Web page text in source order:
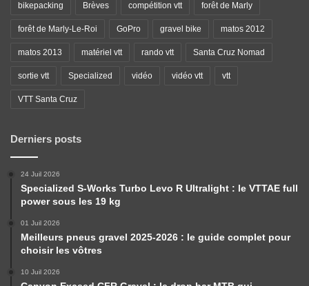
bikepacking Brèves compétition vtt forêt de Marly
forêt de Marly-Le-Roi GoPro gravel bike matos 2012
matos 2013 matériel vtt rando vtt Santa Cruz Nomad
sortie vtt Specialized vidéo vidéo vtt vtt
VTT Santa Cruz
Derniers posts
24 Juil 2026
Specialized S-Works Turbo Levo R Ultralight : le VTTAE full
power sous les 19 kg
01 Juil 2026
Meilleurs pneus gravel 2025-2026 : le guide complet pour
choisir les vôtres
10 Juil 2026